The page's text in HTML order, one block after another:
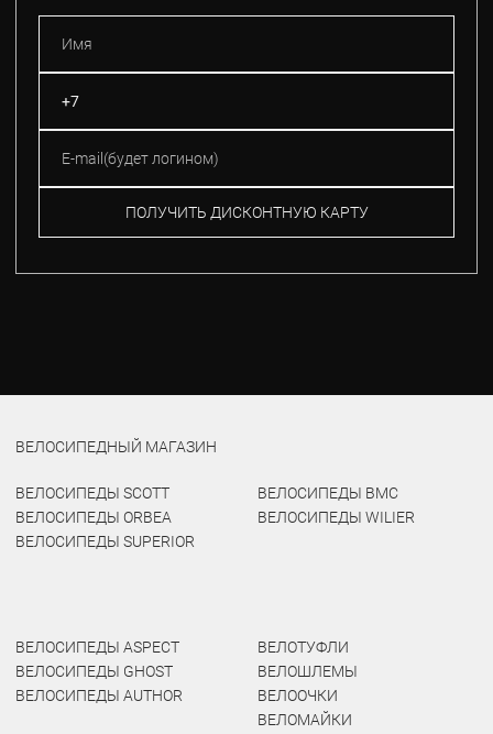
ПОЛУЧИТЬ ДИСКОНТНУЮ КАРТУ
ВЕЛОСИПЕДНЫЙ МАГАЗИН
ВЕЛОСИПЕДЫ SCOTT
ВЕЛОСИПЕДЫ ORBEA
ВЕЛОСИПЕДЫ SUPERIOR
ВЕЛОСИПЕДЫ BMC
ВЕЛОСИПЕДЫ WILIER
ВЕЛОСИПЕДЫ ASPECT
ВЕЛОСИПЕДЫ GHOST
ВЕЛОСИПЕДЫ AUTHOR
ВЕЛОТУФЛИ
ВЕЛОШЛЕМЫ
ВЕЛООЧКИ
ВЕЛОМАЙКИ